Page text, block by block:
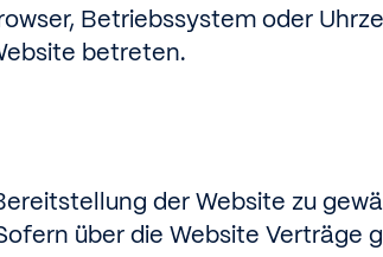
Betriebssystem oder
betreten.
der Website zu
über die Website Verträge